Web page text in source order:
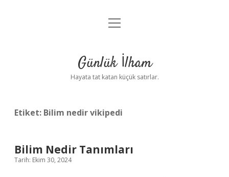
Anasayfa
Yasal Uyarı
menüyü
Günlük İlham
Hayata tat katan küçük satırlar.
Etiket: Bilim nedir vikipedi
Bilim Nedir Tanımları
Tarih: Ekim 30, 2024